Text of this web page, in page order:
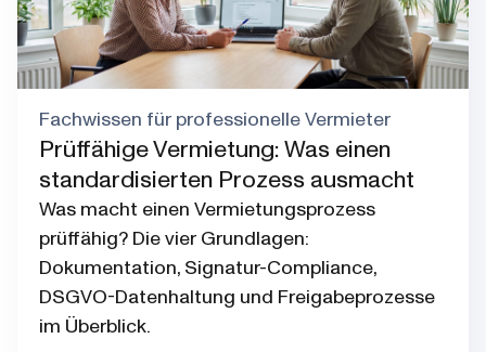
Fachwissen für professionelle Vermieter
Prüffähige Vermietung: Was einen
standardisierten Prozess ausmacht
Was macht einen Vermietungsprozess
prüffähig? Die vier Grundlagen:
Dokumentation, Signatur-Compliance,
DSGVO-Datenhaltung und Freigabeprozesse
im Überblick.